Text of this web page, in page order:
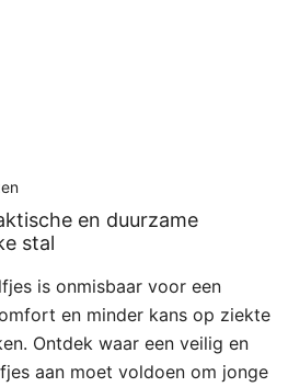
en duurzame
stal
is onmisbaar voor een
en minder kans op ziekte
Ontdek waar een veilig en
aan moet voldoen om jonge